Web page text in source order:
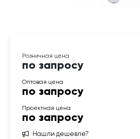
по запросу
по запросу
по запросу
Нашли дешевле?